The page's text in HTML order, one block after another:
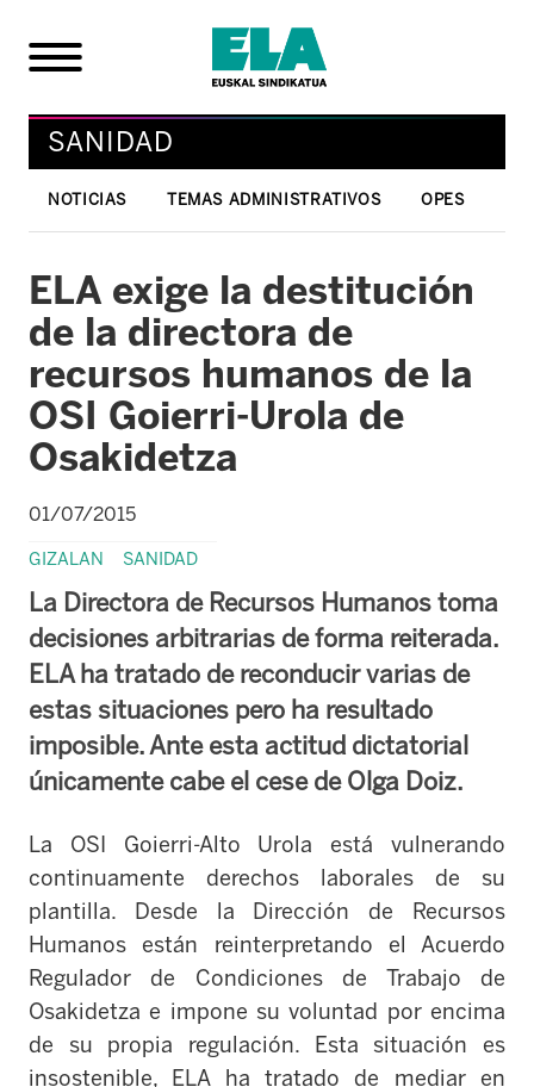
SANIDAD
NOTICIAS TEMAS ADMINISTRATIVOS OPES
ELA exige la destitución
de la directora de
recursos humanos de la
OSI Goierri-Urola de
Osakidetza
01/07/2015
GIZALAN SANIDAD
La Directora de Recursos Humanos toma
decisiones arbitrarias de forma reiterada.
ELA ha tratado de reconducir varias de
estas situaciones pero ha resultado
imposible. Ante esta actitud dictatorial
únicamente cabe el cese de Olga Doiz.
La OSI Goierri-Alto Urola está vulnerando
continuamente derechos laborales de su
plantilla. Desde la Dirección de Recursos
Humanos están reinterpretando el Acuerdo
Regulador de Condiciones de Trabajo de
Osakidetza e impone su voluntad por encima
de su propia regulación. Esta situación es
insostenible, ELA ha tratado de mediar en